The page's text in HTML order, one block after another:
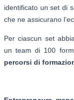
identificato un set di
che ne assicurano
Per ciascun set
un team di 100
percorsi di